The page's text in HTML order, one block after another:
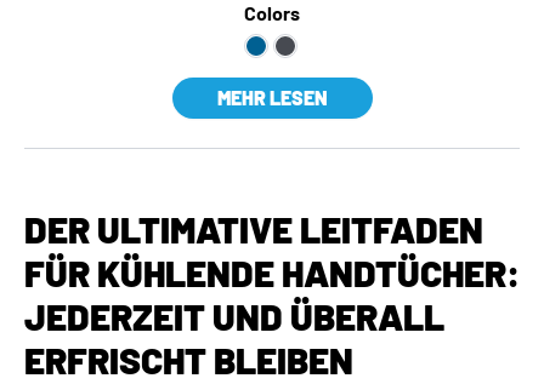
Colors
MEHR LESEN
DER ULTIMATIVE LEITFADEN
FÜR KÜHLENDE HANDTÜCHER:
JEDERZEIT UND ÜBERALL
ERFRISCHT BLEIBEN